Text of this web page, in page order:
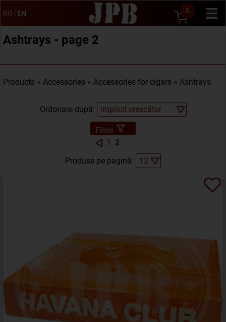
RO | EN 0
Ashtrays - page 2
Products » Accessories » Accessories for cigars » Ashtrays
Ordonare după:
Filtre
1
2
Produse pe pagină: